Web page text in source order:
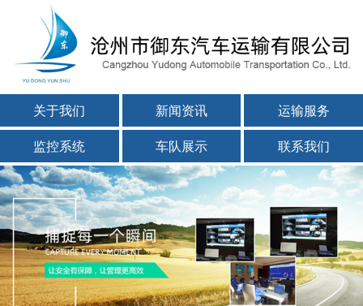
关于我们 新闻资讯
运输服务
监控系统
车队展示 联系我们